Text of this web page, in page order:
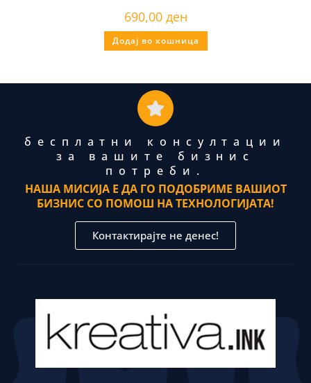
690,00 ден
Додај во кошница
бесплатни консултации
за вашите бизнис
потреби.
НАША МИСИЈА Е ДА ГО ПОДОБРИМЕ ВАШИОТ
БИЗНИС СО ПОМОШ НА ТЕХНОЛОГИЈАТА!
Контактирајте не денес!